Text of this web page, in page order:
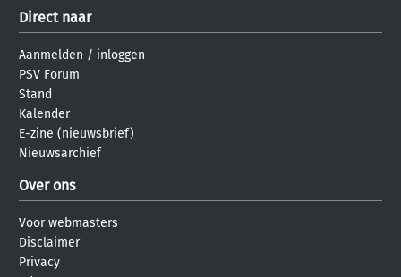
Direct naar
Aanmelden / inloggen
PSV Forum
Stand
Kalender
E-zine (nieuwsbrief)
Nieuwsarchief
Over ons
Voor webmasters
Disclaimer
Privacy